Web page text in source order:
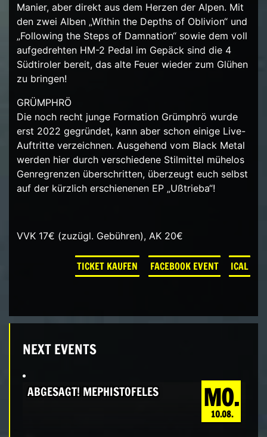
Manier, aber direkt aus dem Herzen der Alpen. Mit
den zwei Alben „Within the Depths of Oblivion“ und
„Following the Steps of Damnation“ sowie dem voll
aufgedrehten HM-2 Pedal im Gepäck sind die 4
Südtiroler bereit, das alte Feuer wieder zum Glühen
zu bringen!
GRÜMPHRÖ
Die noch recht junge Formation Grümphrö wurde
erst 2022 gegründet, kann aber schon einige Live-
Auftritte verzeichnen. Ausgehend vom Black Metal
werden hier durch verschiedene Stilmittel mühelos
Genregrenzen überschritten, überzeugt euch selbst
auf der kürzlich erschienenen EP „Ußtrieba“!
VVK 17€ (zuzügl. Gebühren), AK 20€
TICKET KAUFEN FACEBOOK EVENT ICAL
NEXT EVENTS
MO.
10.08.
ABGESAGT! MEPHISTOFELES